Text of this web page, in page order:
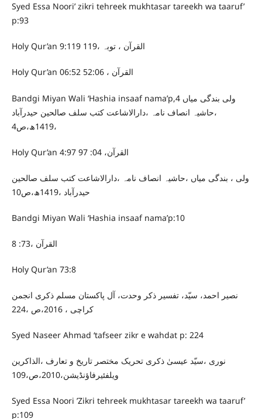
Syed Essa Noori’ zikri tehreek mukhtasar tareekh wa taaruf’
p:93
Holy Qur’an 9:119 القرآن ، توبہ ،119
Holy Qur’an 06:52 القرآن ، 52:06
Bandgi Miyan Wali ‘Hashia insaaf nama’p,4 ولی بندگی میاں
،حاشیہ انصاف نامہ ،دارالاشاعت کتب سلف صالحین حیدرآباد
،1419ھ،ص4
Holy Qur’an 4:97 القرآن، 04: 97
ولی ، بندگی میاں ،حاشیہ انصاف نامہ ،دارالاشاعت کتب سلف صالحین
حیدرآباد ،1419ھ،ص10
Bandgi Miyan Wali ‘Hashia insaaf nama’p:10
القرآن ،73: 8
Holy Qur’an 73:8
نصیر احمد، سیّد، تفسیر ذکر وحدت، آل پاکستان مسلم ذکری انجمن
کراچی ، 2016،ص ،224
Syed Naseer Ahmad ‘tafseer zikr e wahdat p: 224
نوری ،سیّد عیسیٰ ذکری تحریک مختصر تاریخ و تعارف ،الذاکرین
ویلفئیرفاؤنڈیشن،2010،ص،109
Syed Essa Noori ’Zikri tehreek mukhtasar tareekh wa taaruf’
p:109